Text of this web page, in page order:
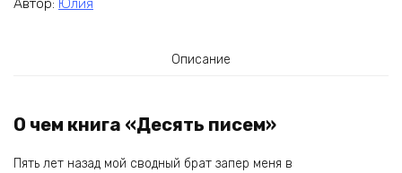
Автор: Юлия
Описание
О чем книга «Десять писем»
Пять лет назад мой сводный брат запер меня в